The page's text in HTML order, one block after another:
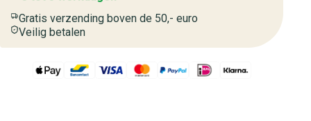
Gratis verzending boven de 50,- euro
Veilig betalen